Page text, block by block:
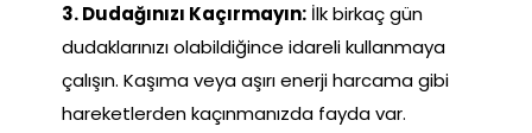
3. Dudağınızı Kaçırmayın: İlk birkaç gün
dudaklarınızı olabildiğince idareli kullanmaya
çalışın. Kaşıma veya aşırı enerji harcama gibi
hareketlerden kaçınmanızda fayda var.